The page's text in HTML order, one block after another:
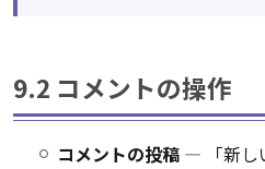
9.2 コメントの操作
コメントの投稿 ― 「新し